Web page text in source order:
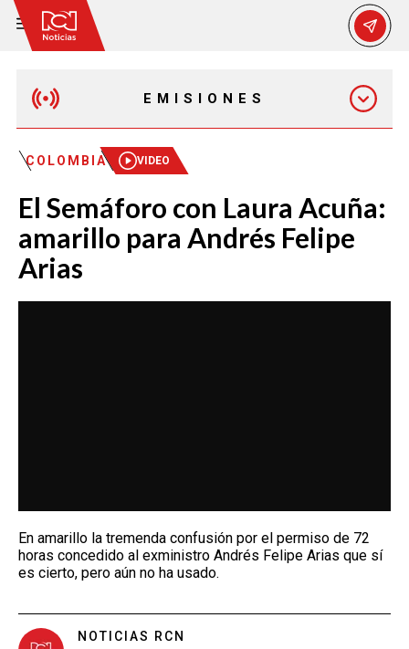
EMISIONES
EMISIÓN 12:30 PM
EMISIÓN 7:00 PM
COLOMBIA VIDEO
El Semáforo con Laura Acuña:
amarillo para Andrés Felipe
Arias
En amarillo la tremenda confusión por el permiso de 72
horas concedido al exministro Andrés Felipe Arias que sí
es cierto, pero aún no ha usado.
NOTICIAS RCN